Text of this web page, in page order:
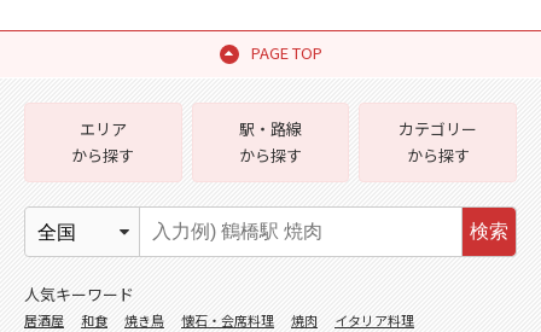
PAGE TOP
エリア
から探す
駅・路線
から探す
カテゴリー
から探す
検索
人気キーワード
居酒屋 和食 焼き鳥 懐石・会席料理 焼肉
イタリア料理